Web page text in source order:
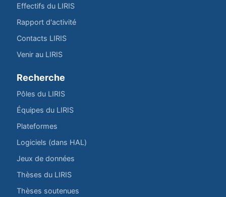
Effectifs du LIRIS
Rapport d'activité
Contacts LIRIS
Venir au LIRIS
Recherche
Pôles du LIRIS
Équipes du LIRIS
Plateformes
Logiciels (dans HAL)
Jeux de données
Thèses du LIRIS
Thèses soutenues